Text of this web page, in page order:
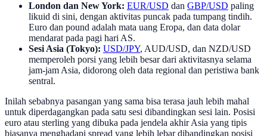
London dan New York: EUR/USD dan GBP/USD paling
likuid di sini, dengan aktivitas puncak pada tumpang tindih.
Euro dan pound adalah mata uang Eropa, dan data dolar
mendarat pada pagi hari AS.
Sesi Asia (Tokyo): USD/JPY, AUD/USD, dan NZD/USD
memperoleh porsi yang lebih besar dari aktivitasnya selama
jam-jam Asia, didorong oleh data regional dan peristiwa bank
sentral.
Inilah sebabnya pasangan yang sama bisa terasa jauh lebih mahal
untuk diperdagangkan pada satu sesi dibandingkan sesi lain. Posisi
euro atau sterling yang dibuka pada jendela akhir Asia yang tipis
biasanya menghadapi spread yang lebih lebar dibandingkan posisi